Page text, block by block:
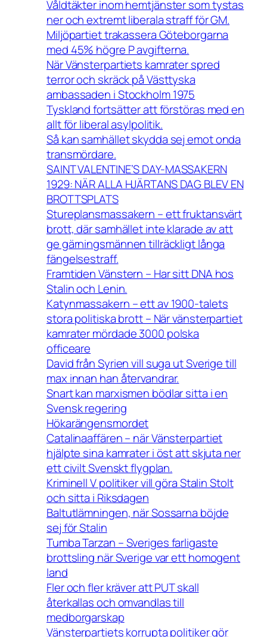
Våldtäkter inom hemtjänster som tystas
ner och extremt liberala straff för GM.
Miljöpartiet trakassera Göteborgarna
med 45% högre P avgifterna.
När Vänsterpartiets kamrater spred
terror och skräck på Västtyska
ambassaden i Stockholm 1975
Tyskland fortsätter att förstöras med en
allt för liberal asylpolitik.
Så kan samhället skydda sej emot onda
transmördare.
SAINT VALENTINE’S DAY-MASSAKERN
1929: NÄR ALLA HJÄRTANS DAG BLEV EN
BROTTSPLATS
Stureplansmassakern – ett fruktansvärt
brott, där samhället inte klarade av att
ge gärningsmännen tillräckligt långa
fängelsestraff.
Framtiden Vänstern – Har sitt DNA hos
Stalin och Lenin.
Katynmassakern – ett av 1900-talets
stora politiska brott – När vänsterpartiet
kamrater mördade 3000 polska
officeare
David från Syrien vill suga ut Sverige till
max innan han återvandrar.
Snart kan marxismen bödlar sitta i en
Svensk regering
Hökarängensmordet
Catalinaaffären – när Vänsterpartiet
hjälpte sina kamrater i öst att skjuta ner
ett civilt Svenskt flygplan.
Kriminell V politiker vill göra Stalin Stolt
och sitta i Riksdagen
Baltutlämningen, när Sossarna böjde
sej för Stalin
Tumba Tarzan – Sveriges farligaste
brottsling när Sverige var ett homogent
land
Fler och fler kräver att PUT skall
återkallas och omvandlas till
medborgarskap
Vänsterpartiets korrupta politiker gör